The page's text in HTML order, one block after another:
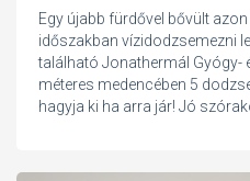
Egy újabb fürdővel bővült
időszakban vízidodzsemezni
található Jonathermál Gyógy-
méteres medencében 5
hagyja ki ha arra jár! Jó